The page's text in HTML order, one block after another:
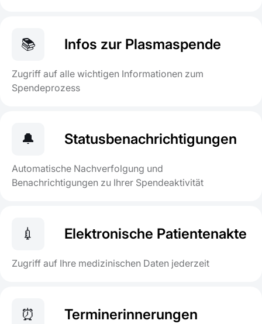
📚 Infos zur Plasmaspende
Zugriff auf alle wichtigen Informationen zum
Spendeprozess
🔔 Statusbenachrichtigungen
Automatische Nachverfolgung und
Benachrichtigungen zu Ihrer Spendeaktivität
💉 Elektronische Patientenakte
Zugriff auf Ihre medizinischen Daten jederzeit
⏰ Terminerinnerungen